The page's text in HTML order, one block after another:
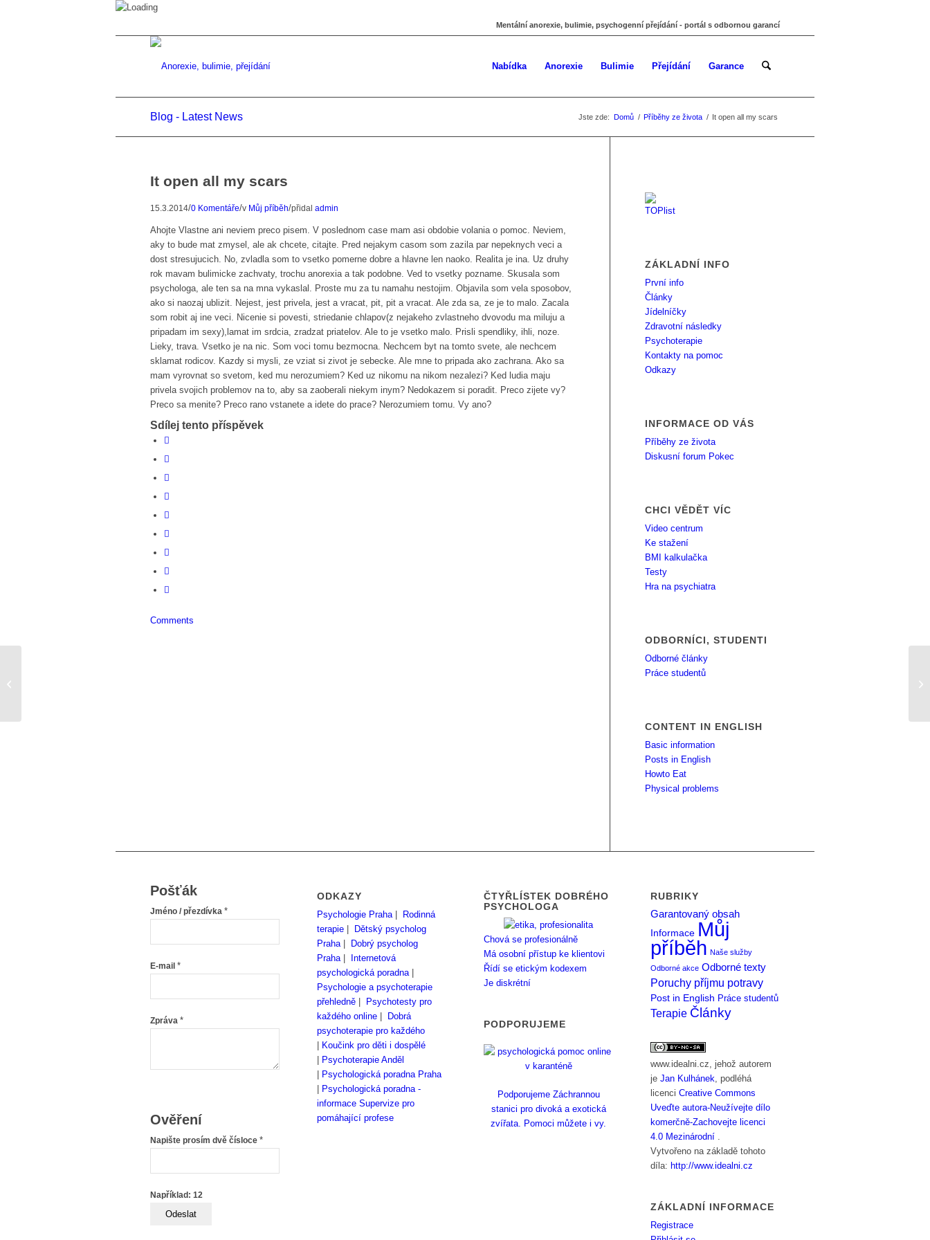
Mentální anorexie, bulimie, psychogenní přejídání - portál s odbornou garancí
Nabídka Anorexie Bulimie Přejídání Garance
Blog - Latest News Jste zde: Domů / Příběhy ze života / It open all my scars
It open all my scars
15.3.2014/0 Komentáře/v Můj příběh/přidal admin
Ahojte Vlastne ani neviem preco pisem. V poslednom case mam asi obdobie volania o pomoc. Neviem,
aky to bude mat zmysel, ale ak chcete, citajte. Pred nejakym casom som zazila par nepeknych veci a
dost stresujucich. No, zvladla som to vsetko pomerne dobre a hlavne len naoko. Realita je ina. Uz druhy
rok mavam bulimicke zachvaty, trochu anorexia a tak podobne. Ved to vsetky pozname. Skusala som
psychologa, ale ten sa na mna vykaslal. Proste mu za tu namahu nestojim. Objavila som vela sposobov,
ako si naozaj ublizit. Nejest, jest privela, jest a vracat, pit, pit a vracat. Ale zda sa, ze je to malo. Zacala
som robit aj ine veci. Nicenie si povesti, striedanie chlapov(z nejakeho zvlastneho dvovodu ma miluju a
pripadam im sexy),lamat im srdcia, zradzat priatelov. Ale to je vsetko malo. Prisli spendliky, ihli, noze.
Lieky, trava. Vsetko je na nic. Som voci tomu bezmocna. Nechcem byt na tomto svete, ale nechcem
sklamat rodicov. Kazdy si mysli, ze vziat si zivot je sebecke. Ale mne to pripada ako zachrana. Ako sa
mam vyrovnat so svetom, ked mu nerozumiem? Ked uz nikomu na nikom nezalezi? Ked ludia maju
privela svojich problemov na to, aby sa zaoberali niekym inym? Nedokazem si poradit. Preco zijete vy?
Preco sa menite? Preco rano vstanete a idete do prace? Nerozumiem tomu. Vy ano?
Sdílej tento příspěvek
Comments
ZÁKLADNÍ INFO
První info
Články
Jídelníčky
Zdravotní následky
Psychoterapie
Kontakty na pomoc
Odkazy
INFORMACE OD VÁS
Příběhy ze života
Diskusní forum Pokec
CHCI VĚDĚT VÍC
Video centrum
Ke stažení
BMI kalkulačka
Testy
Hra na psychiatra
ODBORNÍCI, STUDENTI
Odborné články
Práce studentů
CONTENT IN ENGLISH
Basic information
Posts in English
Howto Eat
Physical problems
Pošťák
Jméno / přezdívka *
E-mail *
Zpráva *
Ověření
Napište prosím dvě čísloce *
Například: 12
ODKAZY
Psychologie Praha|
Rodinná
terapie
Dětský psycholog
Praha|
Dobrý psycholog
Praha|
Internetová
psychologická poradna|
Psychologie a psychoterapie
přehledně
Psychotesty pro
každého online
Dobrá
psychoterapie pro každého
Koučink pro děti i dospělé
Psychoterapie Anděl
Psychologická poradna Praha
Psychologická poradna -
informace Supervize pro
pomáhající profese
ČTYŘLÍSTEK DOBRÉHO
PSYCHOLOGA
Chová se profesionálně
Má osobní přístup ke klientovi
Řídí se etickým kodexem
Je diskrétní
PODPORUJEME
Podporujeme Záchrannou
stanici pro divoká a exotická
zvířata. Pomoci můžete i vy.
RUBRIKY
Garantovaný obsah
Informace Můj
příběh Naše služby
Odborné akce Odborné texty
Poruchy příjmu potravy
Post in English Práce studentů
Terapie Články
www.idealni.cz, jehož autorem
jeJan Kulhánek, podléhá
licenciCreative Commons
Uveďte autora-Neužívejte dílo
komerčně-Zachovejte licenci
4.0 Mezinárodní .
Vytvořeno na základě tohoto
díla: http://www.idealni.cz
ZÁKLADNÍ INFORMACE
Registrace